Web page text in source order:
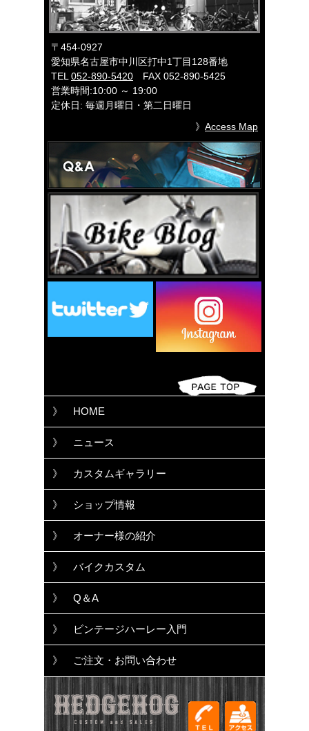
〒454-0927
愛知県名古屋市中川区打中1丁目128番地
TEL 052-890-5420 FAX 052-890-5425
営業時間:10:00 ～ 19:00
定休日: 毎週月曜日・第二日曜日
》 Access Map
》 HOME
》 ニュース
》 カスタムギャラリー
》 ショップ情報
》 オーナー様の紹介
》 バイクカスタム
》 Q＆A
》 ビンテージハーレー入門
》 ご注文・お問い合わせ